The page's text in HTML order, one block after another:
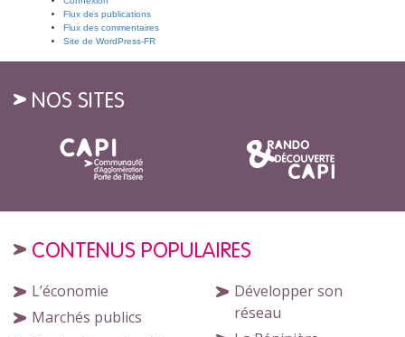
Flux des publications
Flux des commentaires
Site de WordPress-FR
NOS SITES
CONTENUS POPULAIRES
L’économie
Marchés publics
Développer son
réseau